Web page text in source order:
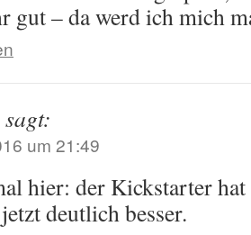
gut – da werd ich mich
sagt:
um 21:49
hier: der Kickstarter
deutlich besser.